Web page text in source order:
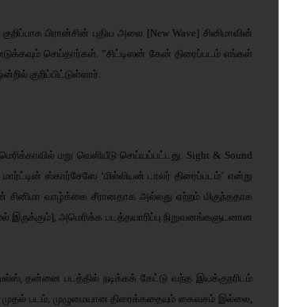
பிரான்சின் புதிய அலை [New Wave] சினிமாவின்
செய்தார்கள். ”சிட்டிஸன் கேன் திரைப்படம் எங்கள்
குறிப்பிட்டுள்ளார்.
மறு வெளியீடு செய்யப்பட்டது. Sight & Sound
ஸ்கார்சேஸே ‘மில்லியன் டாலர் திரைப்படம்’ என்று
சினிமா வாழ்க்கை சீரானதாக அல்லது ஏற்றம் மிகுந்ததாக
அமெரிக்க படத்தயாரிப்பு நிறுவனங்களுடனான
தன்னை படத்தில் நடிக்கக் கேட்டு வந்த இயக்குநரிடம்
முதல் படம், முழுமையான திரைக்கதையும் கைவசம் இல்லை,